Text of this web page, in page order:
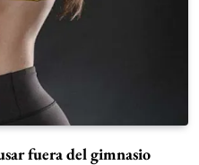
fuera del gimnasio